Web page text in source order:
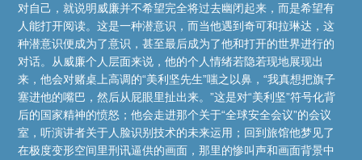
对自己，就说明威廉并不希望完全将过去幽闭起来，而是希望有
人能打开阅读。这是一种潜意识，而当他遇到奇可和拉琳达，这
种潜意识便成为了意识，甚至最后成为了他和打开的世界进行的
对话。从威廉个人层面来说，他的个人情绪若隐若现地展现出
来，他会对赌桌上高调的“美利坚先生”嗤之以鼻，“我真想把旗子
塞进他的嘴巴，然后从屁眼里扯出来。”这是对“美利坚”符号化背
后的国家精神的愤怒；他会走进那个关于“全球安全会议”的会议
室，听演讲者关于人脸识别技术的未来运用；回到旅馆他梦见了
在极度变形空间里刑讯逼供的画面，那里的惨叫声和画面背景中